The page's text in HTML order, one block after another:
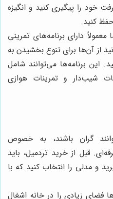
خود را پیگیری کنید و انگیزه
کنید.
معمولاً دارای برنامه‌های تمرینی
از آن‌ها برای تنوع بخشیدن به
این برنامه‌ها می‌توانند شامل
شیب‌دار و تمرینات هوازی
گران باشند، به خصوص
قبل از خرید تردمیل، باید
و مدلی را انتخاب کنید که با
فضای زیادی را در خانه اشغال